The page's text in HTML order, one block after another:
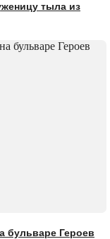
тыла из
бульваре Героев